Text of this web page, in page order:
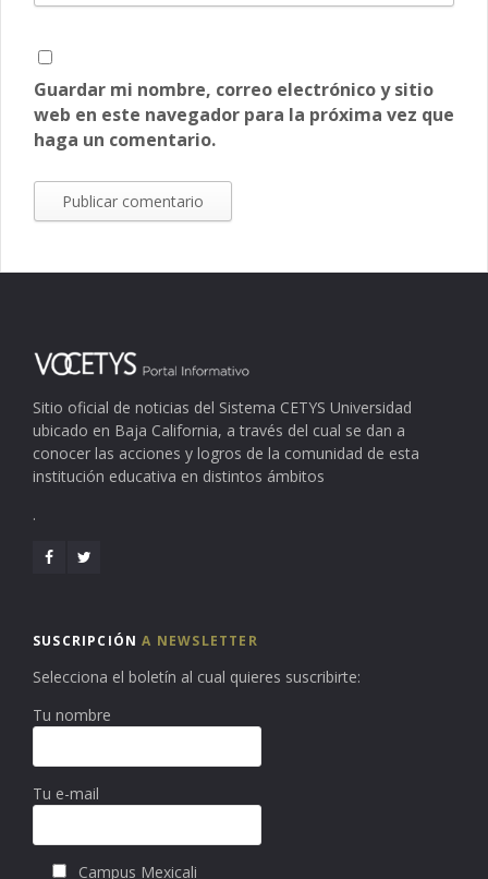
Guardar mi nombre, correo electrónico y sitio
web en este navegador para la próxima vez que
haga un comentario.
Sitio oficial de noticias del Sistema CETYS Universidad
ubicado en Baja California, a través del cual se dan a
conocer las acciones y logros de la comunidad de esta
institución educativa en distintos ámbitos
.
SUSCRIPCIÓNA NEWSLETTER
Selecciona el boletín al cual quieres suscribirte:
Tu nombre
Tu e-mail
Campus Mexicali